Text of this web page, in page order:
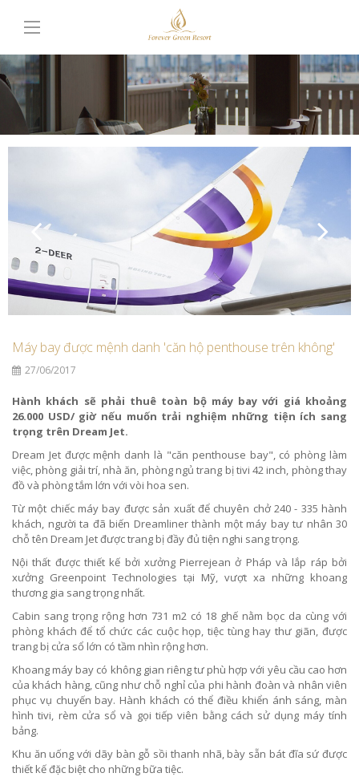
Máy bay được mệnh danh 'căn hộ penthouse trên không'
27/06/2017
Hành khách sẽ phải thuê toàn bộ máy bay với giá khoảng
26.000 USD/ giờ nếu muốn trải nghiệm những tiện ích sang
trọng trên Dream Jet.
Dream Jet được mệnh danh là "căn penthouse bay", có phòng làm
việc, phòng giải trí, nhà ăn, phòng ngủ trang bị tivi 42 inch, phòng thay
đồ và phòng tắm lớn với vòi hoa sen.
Từ một chiếc máy bay được sản xuất để chuyên chở 240 - 335 hành
khách, người ta đã biến Dreamliner thành một máy bay tư nhân 30
chỗ tên Dream Jet được trang bị đầy đủ tiện nghi sang trọng.
Nội thất được thiết kế bởi xưởng Pierrejean ở Pháp và lắp ráp bởi
xưởng Greenpoint Technologies tại Mỹ, vượt xa những khoang
thương gia sang trọng nhất.
Cabin sang trọng rộng hơn 731 m2 có 18 ghế nằm bọc da cùng với
phòng khách để tổ chức các cuộc họp, tiệc tùng hay thư giãn, được
trang bị cửa sổ lớn có tầm nhìn rộng hơn.
Khoang máy bay có không gian riêng tư phù hợp với yêu cầu cao hơn
của khách hàng, cũng như chỗ nghỉ của phi hành đoàn và nhân viên
phục vụ chuyến bay. Hành khách có thể điều khiển ánh sáng, màn
hình tivi, rèm cửa sổ và gọi tiếp viên bằng cách sử dụng máy tính
bảng.
Khu ăn uống với dãy bàn gỗ sồi thanh nhã, bày sẵn bát đĩa sứ được
thiết kế đặc biệt cho những bữa tiệc.